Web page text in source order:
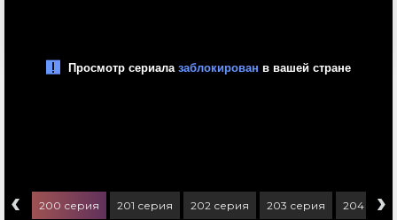
‹ 200 серия 201 серия 202 серия 203 серия 204 ›